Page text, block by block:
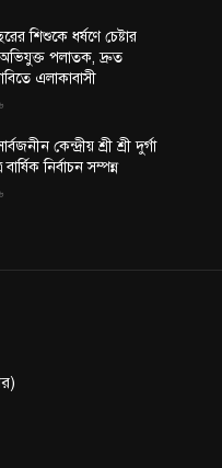
শিশুকে ধর্ষণে চেষ্টার
পলাতক, দ্রুত
এলাকাবাসী
কেন্দ্রীয় শ্রী শ্রী দুর্গা
বার্ষিক নির্বাচন সম্পন্ন